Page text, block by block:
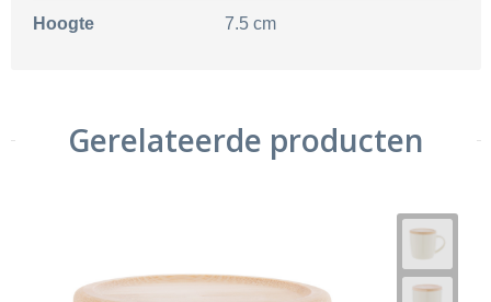
Hoogte 7.5 cm
Gerelateerde producten